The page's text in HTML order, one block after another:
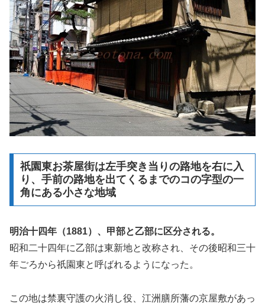
祇園東お茶屋街は左手突き当りの路地を右に入
り、手前の路地を出てくるまでのコの字型の一
角にある小さな地域
明治十四年（1881）、甲部と乙部に区分される。
昭和二十四年に乙部は東新地と改称され、その後昭和三十
年ごろから祇園東と呼ばれるようになった。
この地は禁裏守護の火消し役、江洲膳所藩の京屋敷があっ